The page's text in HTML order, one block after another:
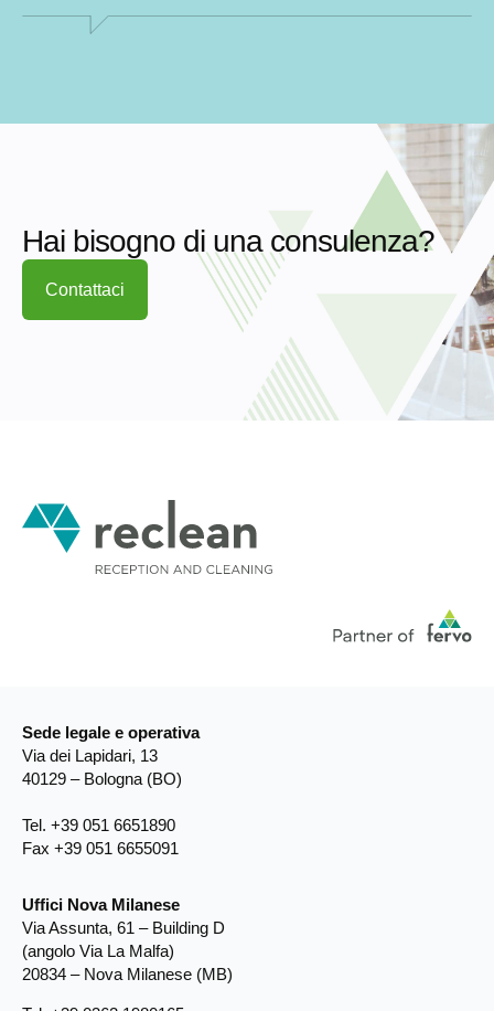
Hai bisogno di una consulenza?
Contattaci
Sede legale e operativa
Via dei Lapidari, 13
40129 – Bologna (BO)
Tel. +39 051 6651890
Fax +39 051 6655091
Uffici Nova Milanese
Via Assunta, 61 – Building D
(angolo Via La Malfa)
20834 – Nova Milanese (MB)